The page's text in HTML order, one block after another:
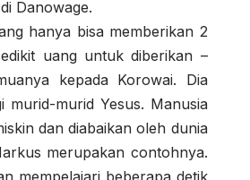
Danowage.
hanya bisa memberikan 2
uang untuk diberikan –
kepada Korowai. Dia
murid Yesus. Manusia
dan diabaikan oleh dunia
merupakan contohnya.
mempelajari beberapa detik